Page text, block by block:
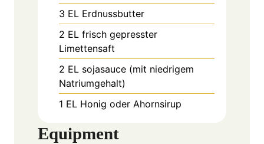
3 EL Erdnussbutter
2 EL frisch gepresster
Limettensaft
2 EL sojasauce (mit niedrigem
Natriumgehalt)
1 EL Honig oder Ahornsirup
Equipment